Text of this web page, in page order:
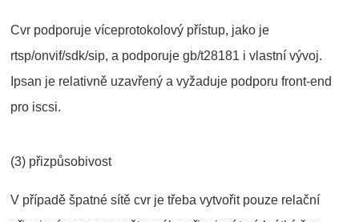
Cvr podporuje víceprotokolový přístup, jako je
rtsp/onvif/sdk/sip, a podporuje gb/t28181 i vlastní vývoj.
Ipsan je relativně uzavřený a vyžaduje podporu front-end
pro iscsi.
(3) přizpůsobivost
V případě špatné sítě cvr je třeba vytvořit pouze relační